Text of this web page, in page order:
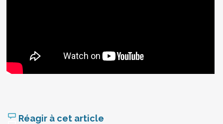
Réagir à cet article